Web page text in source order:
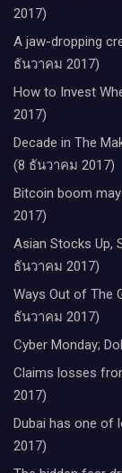
2017)
A jaw-dropping
ธันวาคม 2017)
How to Invest
2017)
Decade in The
(8 ธันวาคม 2017)
Bitcoin boom
2017)
Asian Stocks Up,
ธันวาคม 2017)
Ways Out of The
ธันวาคม 2017)
Cyber Monday;
Claims losses
2017)
Dubai has one of
2017)